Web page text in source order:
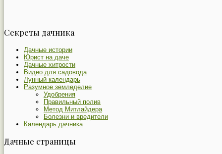
Секреты дачника
Дачные истории
Юрист на даче
Дачные хитрости
Видео для садовода
Лунный календарь
Разумное земледелие
Удобрения
Правильный полив
Метод Митлайдера
Болезни и вредители
Календарь дачника
Дачные страницы